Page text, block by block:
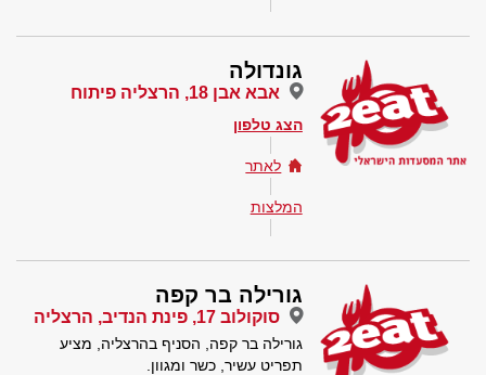
גונדולה
אבא אבן 18, הרצליה פיתוח
הצג טלפון
לאתר
המלצות
גורילה בר קפה
סוקולוב 17, פינת הנדיב, הרצליה
גורילה בר קפה, הסניף בהרצליה, מציע
תפריט עשיר, כשר ומגוון.